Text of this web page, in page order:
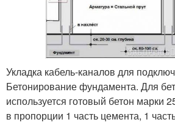
Укладка кабель-каналов для
Бетонирование фундамента. Для
используется готовый бетон марки
в пропорции 1 часть цемента, 1